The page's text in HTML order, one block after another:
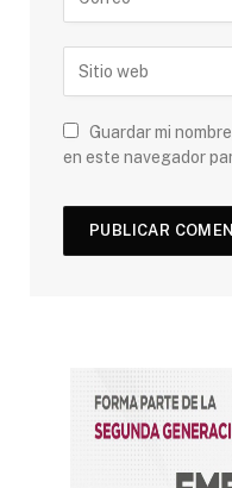
Guardar mi
en este navegador